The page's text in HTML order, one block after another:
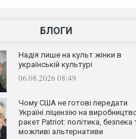
БЛОГИ
Надія лише на культ жінки в
українській культурі
06.08.2026 08:49
Чому США не готові передати
Україні ліцензію на
ракет Patriot: політика, безпека
можливі альтернативи